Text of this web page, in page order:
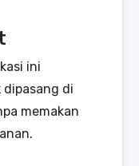
ini
di
memakan